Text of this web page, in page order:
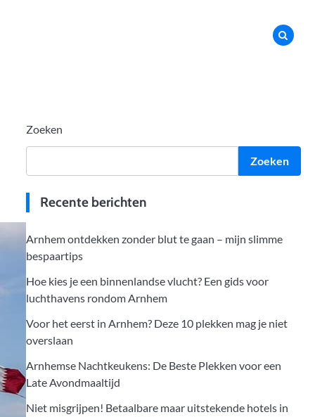
Zoeken
Zoeken
Recente berichten
Arnhem ontdekken zonder blut te gaan – mijn slimme
bespaartips
Hoe kies je een binnenlandse vlucht? Een gids voor
luchthavens rondom Arnhem
Voor het eerst in Arnhem? Deze 10 plekken mag je niet
overslaan
Arnhemse Nachtkeukens: De Beste Plekken voor een
Late Avondmaaltijd
Niet misgrijpen! Betaalbare maar uitstekende hotels in